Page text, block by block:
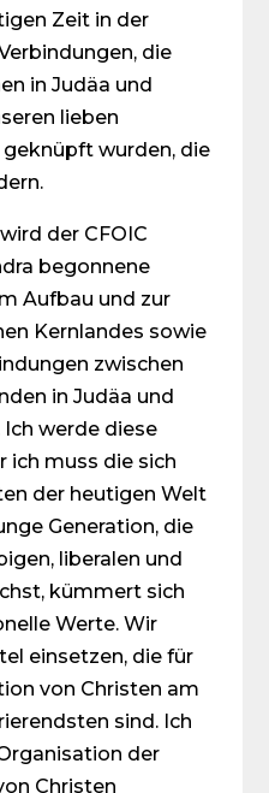
Zeit in der
die
in Judäa und
lieben
geknüpft wurden, die
der CFOIC
begonnene
Aufbau und zur
Kernlandes sowie
zwischen
in Judäa und
werde diese
ich muss die sich
der heutigen Welt
Generation, die
liberalen und
kümmert sich
Werte. Wir
einsetzen, die für
von Christen am
sind. Ich
der
Christen